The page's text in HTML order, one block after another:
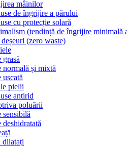
mâinilor
de îngrijire a părului
cu protecție solară
(tendință de îngrijire minimală
deșeuri (zero waste)
grasă
normală și mixtă
uscată
pielii
antirid
poluării
sensibilă
deshidratată
dilatați